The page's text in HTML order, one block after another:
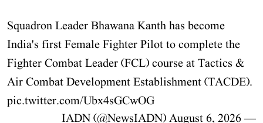
Squadron Leader Bhawana Kanth has become
India's first Female Fighter Pilot to complete the
Fighter Combat Leader (FCL) course at Tactics &
Air Combat Development Establishment (TACDE).
pic.twitter.com/Ubx4sGCwOG
— IADN (@NewsIADN)
August 6, 2026